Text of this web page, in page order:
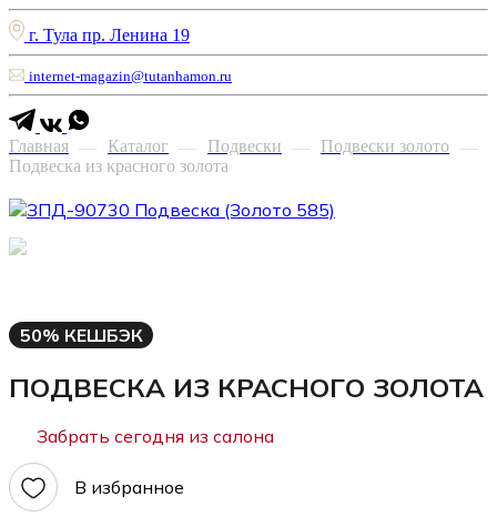
г. Тула пр. Ленина 19
internet-magazin@tutanhamon.ru
Главная — Каталог — Подвески — Подвески золото —
Подвеска из красного золота
50% КЕШБЭК
ПОДВЕСКА ИЗ КРАСНОГО ЗОЛОТА
Забрать сегодня из салона
В избранное